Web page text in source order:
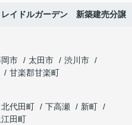
イドルガーデン 新築建売分譲
市 太田市
渋川市
甘楽郡甘楽町
北代田町 下高瀬
新町
田町